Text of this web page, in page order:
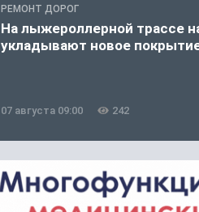
РЕМОНТ ДОРОГ
На лыжероллерной трассе
укладывают новое
07 августа 09:00 242